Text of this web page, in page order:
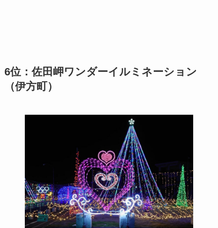
6位：佐田岬ワンダーイルミネーション
（伊方町）